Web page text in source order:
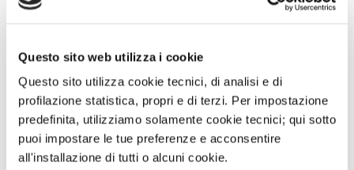
Questo sito web utilizza i cookie
Questo sito utilizza cookie tecnici, di analisi e di
profilazione statistica, propri e di terzi. Per impostazione
predefinita, utilizziamo solamente cookie tecnici; qui sotto
puoi impostare le tue preferenze e acconsentire
all'installazione di tutti o alcuni cookie.
del greggio dopo che i membri del
aumento delle quote produttive di 137
mila barili a partire dal prossimo
novembre, un livello inferiore ai 500
mila prospettati dalle ultime
indiscrezioni. Il prossimo incontro del